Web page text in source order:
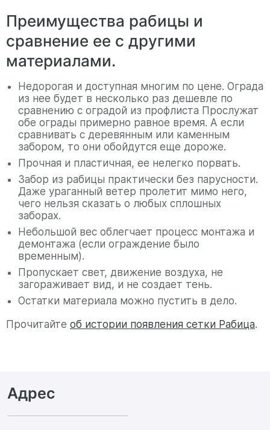
Преимущества рабицы и
сравнение ее с другими
материалами.
Недорогая и доступная многим по цене. Ограда
из нее будет в несколько раз дешевле по
сравнению с оградой из профлиста Прослужат
обе ограды примерно равное время. А если
сравнивать с деревянным или каменным
забором, то они обойдутся еще дороже.
Прочная и пластичная, ее нелегко порвать.
Забор из рабицы практически без парусности.
Даже ураганный ветер пролетит мимо него,
чего нельзя сказать о любых сплошных
заборах.
Небольшой вес облегчает процесс монтажа и
демонтажа (если ограждение было
временным).
Пропускает свет, движение воздуха, не
загораживает вид, и не создает тень.
Остатки материала можно пустить в дело.
Прочитайте об истории появления сетки Рабица.
Адрес